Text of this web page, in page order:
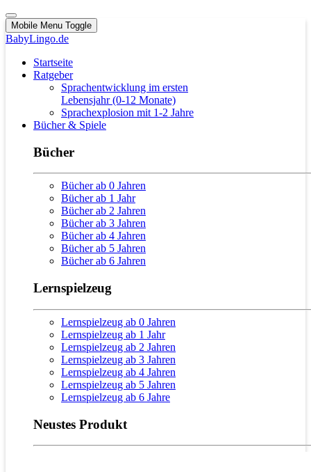
Mobile Menu Toggle
BabyLingo.de
Startseite
Ratgeber
Sprachentwicklung im ersten
Lebensjahr (0-12 Monate)
Sprachexplosion mit 1-2 Jahre
Bücher & Spiele
Bücher
Bücher ab 0 Jahren
Bücher ab 1 Jahr
Bücher ab 2 Jahren
Bücher ab 3 Jahren
Bücher ab 4 Jahren
Bücher ab 5 Jahren
Bücher ab 6 Jahren
Lernspielzeug
Lernspielzeug ab 0 Jahren
Lernspielzeug ab 1 Jahr
Lernspielzeug ab 2 Jahren
Lernspielzeug ab 3 Jahren
Lernspielzeug ab 4 Jahren
Lernspielzeug ab 5 Jahren
Lernspielzeug ab 6 Jahre
Neustes Produkt